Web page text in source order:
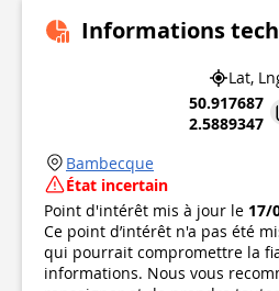
Informations
Lat,
50.917687
2.5889347
Bambecque
État incertain
Point d'intérêt mis à jour le 17/
Ce point d’intérêt n'a pas été
qui pourrait compromettre la
informations. Nous vous